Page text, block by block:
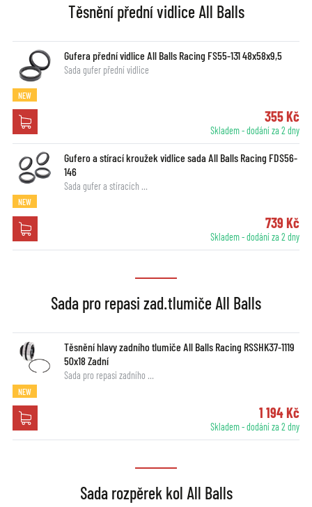
Těsnění přední vidlice All Balls
Gufera přední vidlice All Balls Racing FS55-131 48x58x9,5
Sada gufer přední vidlice
NEW
355 Kč
Skladem - dodání za 2 dny
Gufero a stírací kroužek vidlice sada All Balls Racing FDS56-
146
Sada gufer a stíracích …
NEW
739 Kč
Skladem - dodání za 2 dny
Sada pro repasi zad.tlumiče All Balls
Těsnění hlavy zadního tlumiče All Balls Racing RSSHK37-1119
50x18 Zadní
Sada pro repasi zadního …
NEW
1 194 Kč
Skladem - dodání za 2 dny
Sada rozpěrek kol All Balls